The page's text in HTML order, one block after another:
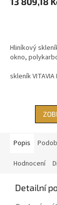
Hliníkový
okno,
skleník
Popis
Hodnocení
Detailní